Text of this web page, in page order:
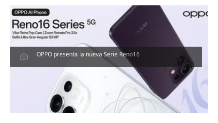
OPPO presenta la nueva Serie Reno16